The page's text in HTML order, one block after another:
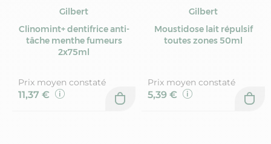
Gilbert
Clinomint+ dentifrice anti-
tâche menthe fumeurs
2x75ml
Prix moyen constaté
11,37 €
Gilbert
Moustidose lait répulsif
toutes zones 50ml
Prix moyen constaté
5,39 €